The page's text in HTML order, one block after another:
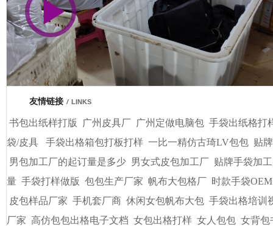
友情链接 / LINKS
书包出纸样打版 广州皮具厂 广州定做电脑包 手袋出纸格打
袋/皮具
手袋出格箱包打板打样 一比一精仿古琦LV包包 贴
男包加工厂的起订量是多少 男女式皮包加工厂 贴牌手袋加
量 手袋打样做版 包包生产厂家 帆布大包格厂 时款手袋OEM
皮包样品厂家 手机套厂商 休闲女包帆布大包 手袋出格培训
厂家 高仿包包出格电子文档 女包出格打样 女人包包 女背包